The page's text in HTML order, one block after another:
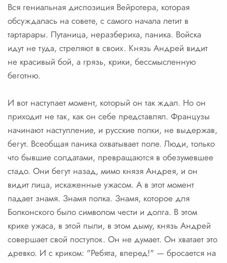
Вся гениальная диспозиция Вейротера, которая
обсуждалась на совете, с самого начала летит в
тартарары. Путаница, неразбериха, паника. Войска
идут не туда, стреляют в своих. Князь Андрей видит
не красивый бой, а грязь, крики, бессмысленную
беготню.
И вот наступает момент, который он так ждал. Но он
приходит не так, как он себе представлял. Французы
начинают наступление, и русские полки, не выдержав,
бегут. Всеобщая паника охватывает поле. Люди, только
что бывшие солдатами, превращаются в обезумевшее
стадо. Они бегут назад, мимо князя Андрея, и он
видит лица, искаженные ужасом. А в этот момент
падает знамя. Знамя полка. Знамя, которое для
Болконского было символом чести и долга. В этом
крике ужаса, в этой пыли, в этом дыму, князь Андрей
совершает свой поступок. Он не думает. Он хватает это
древко. И с криком: "Ребята, вперед!" — бросается на